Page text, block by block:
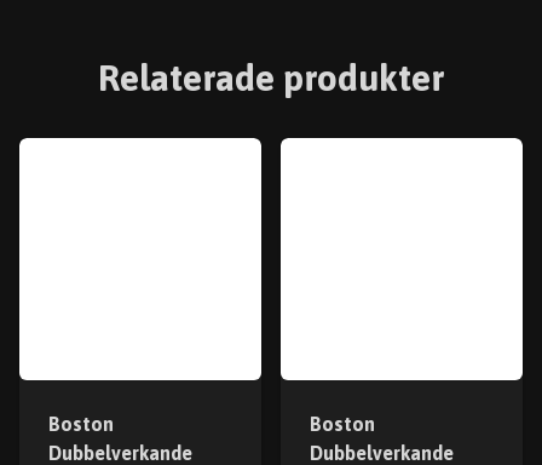
Relaterade produkter
Boston
Dubbelverkande
Boston
Dubbelverkande